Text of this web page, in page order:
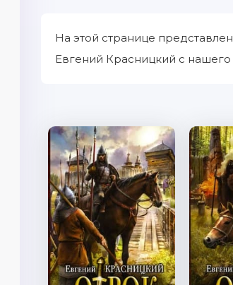
На этой странице
Евгений Красницкий с